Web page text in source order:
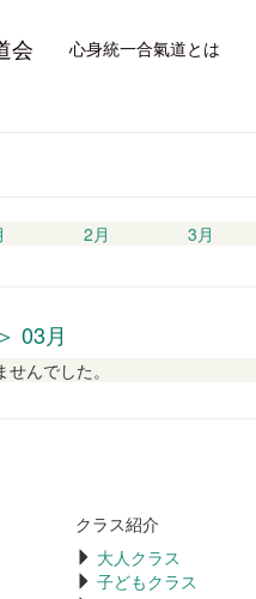
心身統一合氣道とは
2月 3月
03月
んでした。
クラス紹介
大人クラス
子どもクラス